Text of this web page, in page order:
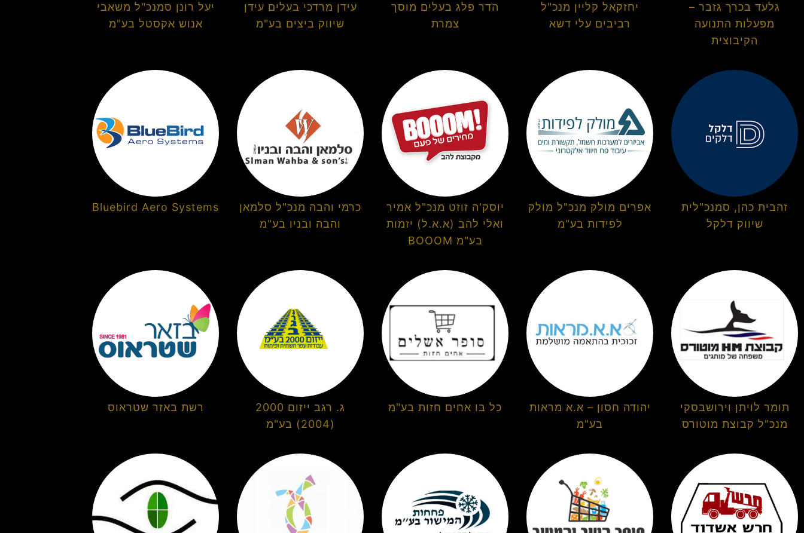
גלעד בכרך גזבר –
מפעלות התנועה
הקיבוצית
יחזקאל קליין מנכ"ל
רביבים עלי דשא
הדר פלג בעלים מוסך
צמרת
עידן מרדכי בעלים עידן
שיווק ביצים בע"מ
יעל רונן סמנכ"ל משאבי
אנוש אקסטל בע"מ
זהבית כהן, סמנכ"לית
שיווק דלקל
אפרים מולק מנכ"ל מולק
לפידות בע"מ
יוסק'ה זוזט מנכ"ל אמיר
ואלי להב (א.א.ל) יזמות
בע"מ BOOOM
כרמי והבה מנכ"ל סלמאן
והבה ובניו בע"מ
Bluebird Aero Systems
תומר לויתן וירושבסקי
מנכ"ל קבוצת מוטורס
יהודה חסון – א.א מראות
בע"מ
כל בו אחים חזות בע"מ
ג. רגב ייזום 2000
(2004) בע"מ
רשת באזר שטראוס